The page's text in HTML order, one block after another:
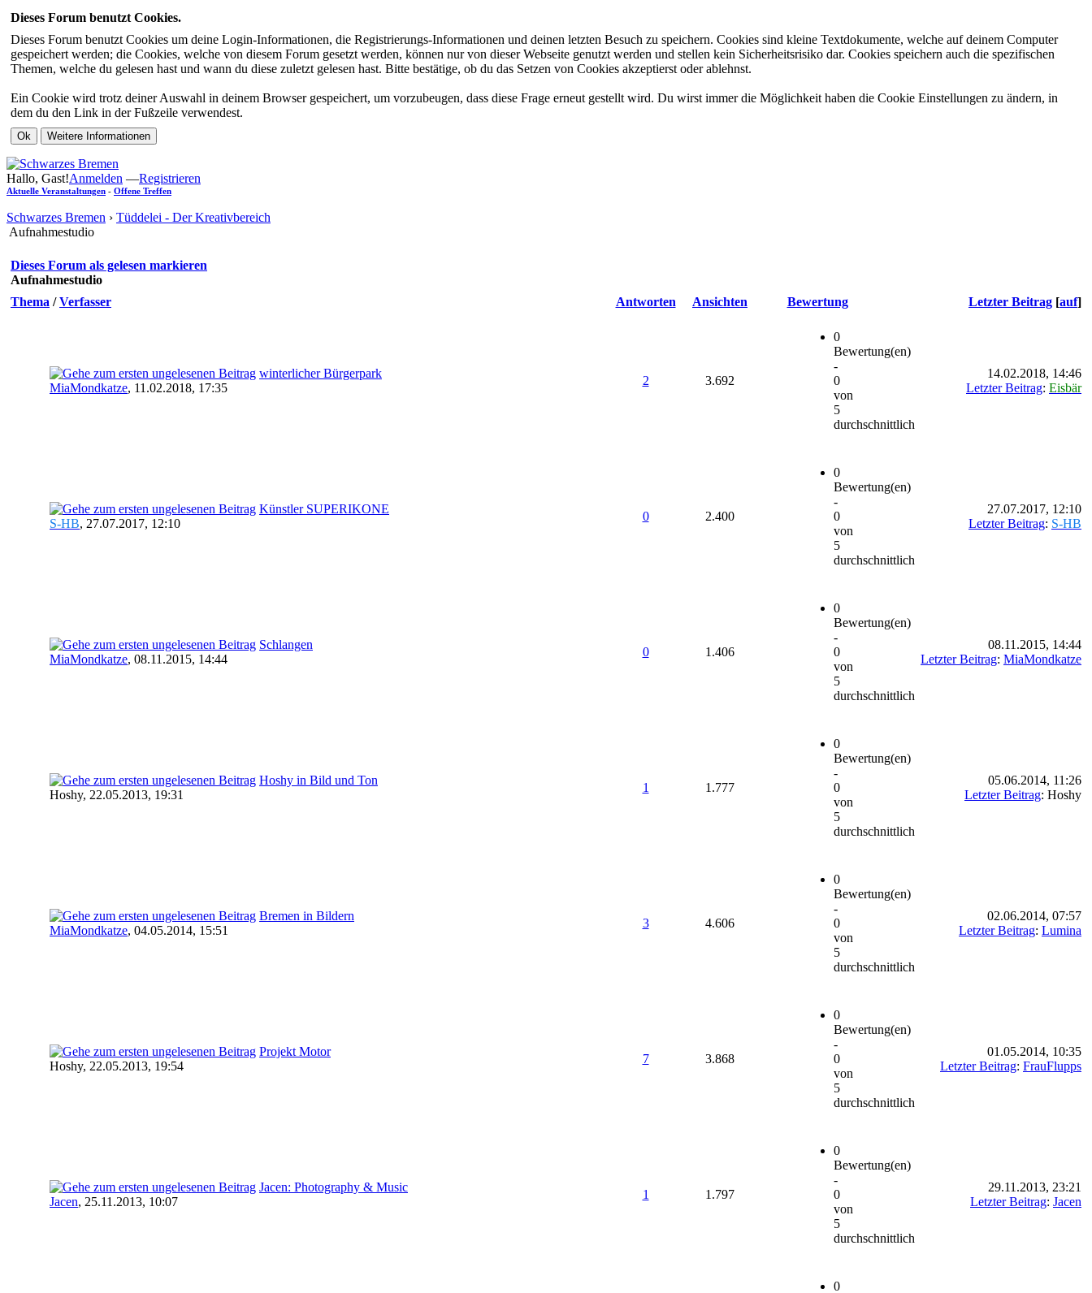
Dieses Forum benutzt Cookies.
Dieses Forum benutzt Cookies um deine Login-Informationen, die Registrierungs-Informationen und deinen letzten Besuch zu speichern. Cookies sind kleine Textdokumente, welche auf deinem Computer
gespeichert werden; die Cookies, welche von diesem Forum gesetzt werden, können nur von dieser Webseite genutzt werden und stellen kein Sicherheitsrisiko dar. Cookies speichern auch die spezifischen
Themen, welche du gelesen hast und wann du diese zuletzt gelesen hast. Bitte bestätige, ob du das Setzen von Cookies akzeptierst oder ablehnst.
Ein Cookie wird trotz deiner Auswahl in deinem Browser gespeichert, um vorzubeugen, dass diese Frage erneut gestellt wird. Du wirst immer die Möglichkeit haben die Cookie Einstellungen zu ändern, in
dem du den Link in der Fußzeile verwendest.
Hallo, Gast!Anmelden —Registrieren
Aktuelle Veranstaltungen - Offene Treffen
Schwarzes Bremen › Tüddelei - Der Kreativbereich
Aufnahmestudio
Dieses Forum als gelesen markieren
Aufnahmestudio
Thema /Verfasser Antworten Ansichten Bewertung Letzter Beitrag [auf]
winterlicher Bürgerpark
MiaMondkatze, 11.02.2018, 17:35
2 3.692
0
Bewertung(en)
-
0
von
5
durchschnittlich
14.02.2018, 14:46
Letzter Beitrag: Eisbär
Künstler SUPERIKONE
S-HB, 27.07.2017, 12:10
0 2.400
0
Bewertung(en)
-
0
von
5
durchschnittlich
27.07.2017, 12:10
Letzter Beitrag: S-HB
Schlangen
MiaMondkatze, 08.11.2015, 14:44
0 1.406
0
Bewertung(en)
-
0
von
5
durchschnittlich
08.11.2015, 14:44
Letzter Beitrag: MiaMondkatze
Hoshy in Bild und Ton
Hoshy, 22.05.2013, 19:31
1 1.777
0
Bewertung(en)
-
0
von
5
durchschnittlich
05.06.2014, 11:26
Letzter Beitrag: Hoshy
Bremen in Bildern
MiaMondkatze, 04.05.2014, 15:51
3 4.606
0
Bewertung(en)
-
0
von
5
durchschnittlich
02.06.2014, 07:57
Letzter Beitrag: Lumina
Projekt Motor
Hoshy, 22.05.2013, 19:54
7 3.868
0
Bewertung(en)
-
0
von
5
durchschnittlich
01.05.2014, 10:35
Letzter Beitrag: FrauFlupps
Jacen: Photography & Music
Jacen, 25.11.2013, 10:07
1 1.797
0
Bewertung(en)
-
0
von
5
durchschnittlich
29.11.2013, 23:21
Letzter Beitrag: Jacen
0